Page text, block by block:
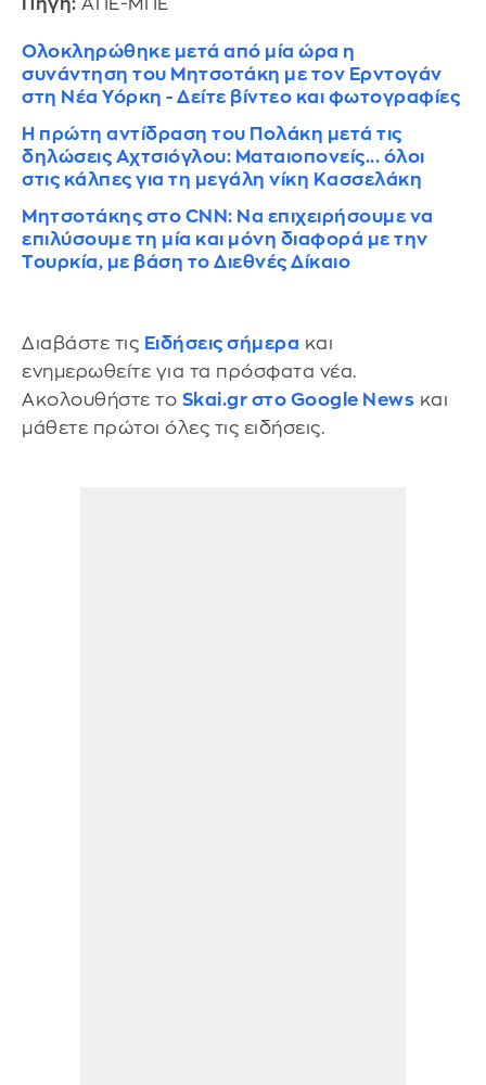
Ολοκληρώθηκε μετά από μία ώρα η
συνάντηση του Μητσοτάκη με τον Ερντογάν
στη Νέα Υόρκη - Δείτε βίντεο και φωτογραφίες
Η πρώτη αντίδραση του Πολάκη μετά τις
δηλώσεις Αχτσιόγλου: Ματαιοπονείς... όλοι
στις κάλπες για τη μεγάλη νίκη Κασσελάκη
Μητσοτάκης στο CNN: Να επιχειρήσουμε να
επιλύσουμε τη μία και μόνη διαφορά με την
Τουρκία, με βάση το Διεθνές Δίκαιο
Διαβάστε τις Ειδήσεις σήμερα και
ενημερωθείτε για τα πρόσφατα νέα.
Ακολουθήστε το Skai.gr στο Google News και
μάθετε πρώτοι όλες τις ειδήσεις.